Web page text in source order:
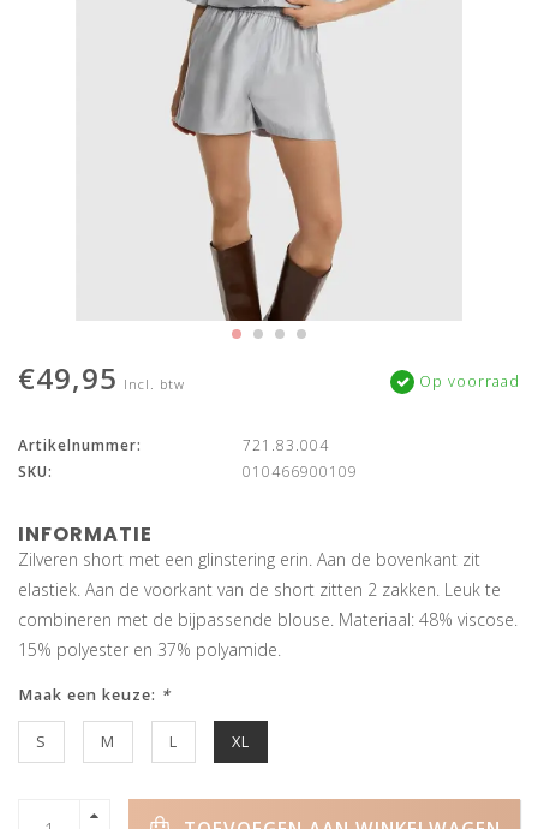
€49,95 Incl. btw Op voorraad
Artikelnummer:
721.83.004
SKU:
010466900109
INFORMATIE
Zilveren short met een glinstering erin. Aan de bovenkant zit
elastiek. Aan de voorkant van de short zitten 2 zakken. Leuk te
combineren met de bijpassende blouse. Materiaal: 48% viscose.
15% polyester en 37% polyamide.
Maak een keuze: *
S M L XL